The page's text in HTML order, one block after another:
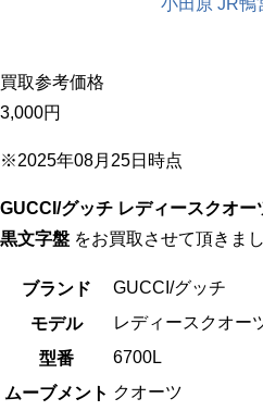
買取参考価格
3,000円
※2025年08月25日時点
GUCCI/グッチ レディースクオ
黒文字盤 をお買取させて頂きまし
ブランド
GUCCI/グッチ
モデル
レディースクオー
型番
6700L
ムーブメント クオーツ